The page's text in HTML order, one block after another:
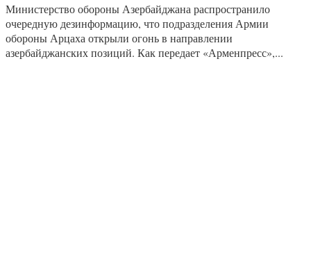
Министерство обороны Азербайджана распространило
очередную дезинформацию, что подразделения Армии
обороны Арцаха открыли огонь в направлении
азербайджанских позиций. Как передает «Арменпресс»,...